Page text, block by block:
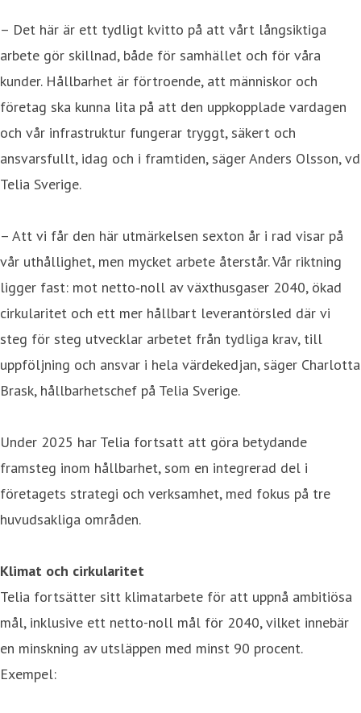
– Det här är ett tydligt kvitto på att vårt långsiktiga
arbete gör skillnad, både för samhället och för våra
kunder. Hållbarhet är förtroende, att människor och
företag ska kunna lita på att den uppkopplade vardagen
och vår infrastruktur fungerar tryggt, säkert och
ansvarsfullt, idag och i framtiden, säger Anders Olsson, vd
Telia Sverige.
– Att vi får den här utmärkelsen sexton år i rad visar på
vår uthållighet, men mycket arbete återstår. Vår riktning
ligger fast: mot netto‑noll av växthusgaser 2040, ökad
cirkularitet och ett mer hållbart leverantörsled där vi
steg för steg utvecklar arbetet från tydliga krav, till
uppföljning och ansvar i hela värdekedjan, säger Charlotta
Brask, hållbarhetschef på Telia Sverige.
Under 2025 har Telia fortsatt att göra betydande
framsteg inom hållbarhet, som en integrerad del i
företagets strategi och verksamhet, med fokus på tre
huvudsakliga områden.
Klimat och cirkularitet
Telia fortsätter sitt klimatarbete för att uppnå ambitiösa
mål, inklusive ett netto-noll mål för 2040, vilket innebär
en minskning av utsläppen med minst 90 procent.
Exempel: